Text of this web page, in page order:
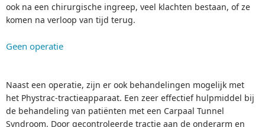
ook na een chirurgische ingreep, veel klachten bestaan, of ze
komen na verloop van tijd terug.
Geen operatie
Naast een operatie, zijn er ook behandelingen mogelijk met
het Phystrac-tractieapparaat. Een zeer effectief hulpmiddel bij
de behandeling van patiënten met een Carpaal Tunnel
Syndroom. Door gecontroleerde tractie aan de onderarm en